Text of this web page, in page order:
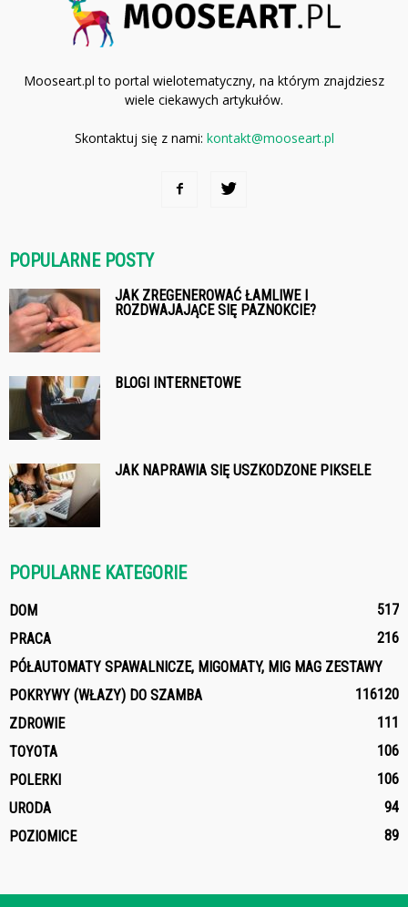
Mooseart.pl to portal wielotematyczny, na którym znajdziesz
wiele ciekawych artykułów.
Skontaktuj się z nami: kontakt@mooseart.pl
POPULARNE POSTY
JAK ZREGENEROWAĆ ŁAMLIWE I
ROZDWAJAJĄCE SIĘ PAZNOKCIE?
BLOGI INTERNETOWE
JAK NAPRAWIA SIĘ USZKODZONE PIKSELE
POPULARNE KATEGORIE
DOM
517
PRACA
216
PÓŁAUTOMATY SPAWALNICZE, MIGOMATY, MIG MAG ZESTAWY
120
POKRYWY (WŁAZY) DO SZAMBA
116
ZDROWIE
111
TOYOTA
106
POLERKI
106
URODA
94
POZIOMICE
89